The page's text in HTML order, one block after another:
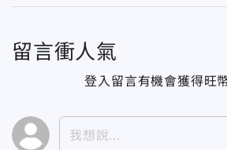
留言衝人氣
登入留言有機會獲得旺